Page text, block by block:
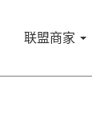
联盟商家